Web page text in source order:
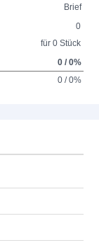
Brief
0
für 0 Stück
0 / 0%
0 / 0%